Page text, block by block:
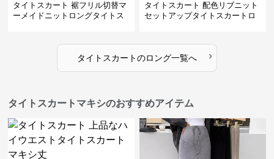
タイトスカート 裾フリル切替マ
ーメイドニットロングタイトス
タイトスカート 配色リブニット
セットアップタイトスカートロ
タイトスカートのロング一覧へ ›
タイトスカートマキシのおすすめアイテム